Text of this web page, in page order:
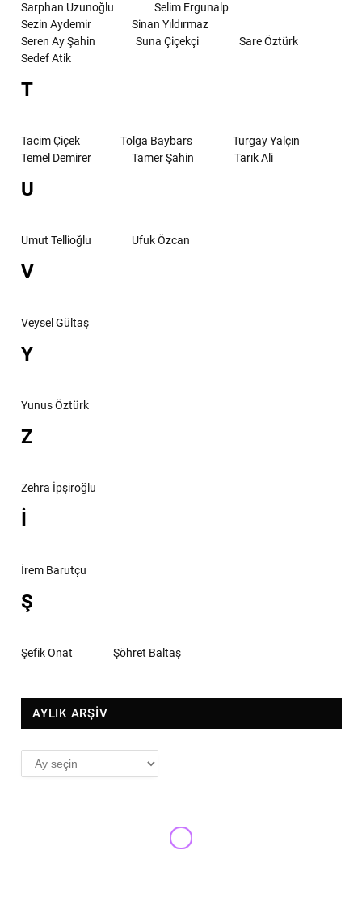
Sarphan Uzunoğlu
Selim Ergunalp
Sezin Aydemir
Sinan Yıldırmaz
Seren Ay Şahin
Suna Çiçekçi
Sare Öztürk
Sedef Atik
T
Tacim Çiçek Tolga Baybars
Turgay Yalçın
Temel Demirer
Tamer Şahin Tarık Ali
U
Umut Tellioğlu Ufuk Özcan
V
Veysel Gültaş
Y
Yunus Öztürk
Z
Zehra İpşiroğlu
İ
İrem Barutçu
Ş
Şefik Onat Şöhret Baltaş
AYLIK ARŞİV
AYLIK
ARŞİV